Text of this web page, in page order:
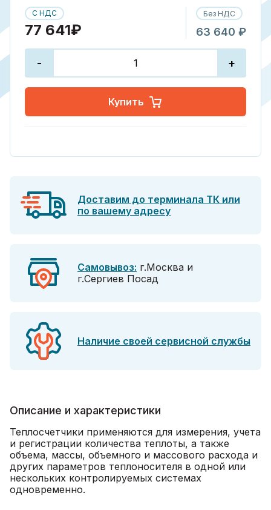
С НДС
77 641₽
Без НДС
63 640 ₽
- +
Купить
Доставим до терминала ТК или
по вашему адресу
Самовывоз: г.Москва и
г.Сергиев Посад
Наличие своей сервисной службы
Описание и характеристики
Теплосчетчики применяются для измерения, учета
и регистрации количества теплоты, а также
объема, массы, объемного и массового расхода и
других параметров теплоносителя в одной или
нескольких контролируемых системах
одновременно.